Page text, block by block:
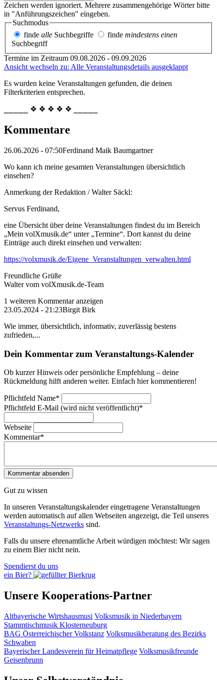
Zeichen werden ignoriert. Mehrere zusammengehörige Wörter bitte
in "Anführungszeichen" eingeben.
Suchmodus
finde alle Suchbegriffe finde mindestens einen
Suchbegriff
Termine im Zeitraum 09.08.2026 - 09.09.2026
Ansicht wechseln zu: Alle Veranstaltungsdetails ausgeklappt
Es wurden keine Veranstaltungen gefunden, die deinen
Filterkriterien entsprechen.
⎯⎯⎯⎯⎯ ❖ ❖ ❖ ❖ ❖ ⎯⎯⎯⎯⎯
Kommentare
26.06.2026 - 07:50Ferdinand Maik Baumgartner
Wo kann ich meine gesamten Veranstaltungen übersichtlich
einsehen?
Anmerkung der Redaktion /Walter Säckl:
Servus Ferdinand,
eine Übersicht über deine Veranstaltungen findest du im Bereich
„Mein volXmusik.de“ unter „Termine“. Dort kannst du deine
Einträge auch direkt einsehen und verwalten:
https://volxmusik.de/Eigene_Veranstaltungen_verwalten.html
Freundliche Grüße
Walter vom volXmusik.de-Team
1 weiteren Kommentar anzeigen
23.05.2024 - 21:23Birgit Birk
Wie immer, übersichtlich, informativ, zuverlässig bestens
zufrieden,...
Dein Kommentar zum Veranstaltungs-Kalender
Ob kurzer Hinweis oder persönliche Empfehlung – deine
Rückmeldung hilft anderen weiter. Einfach hier kommentieren!
Pflichtfeld Name*
Pflichtfeld E-Mail (wird nicht veröffentlicht)*
Webseite
Kommentar*
Gut zu wissen
In unseren Veranstaltungskalender eingetragene Veranstaltungen
werden automatisch auf allen Webseiten angezeigt, die Teil unseres
Veranstaltungs-Netzwerks sind.
Falls du unsere ehrenamtliche Arbeit würdigen möchtest: Wir sagen
zu einem Bier nicht nein.
Spendierst du uns
ein Bier?
Unsere Kooperations-Partner
Altbayerische Wirtshausmusi Volksmusik in Niederbayern
Stammtischmusik Klosterneuburg
BAG Österreichischer Volkstanz Volksmusikberatung des Bezirks
Schwaben
Bayerischer Landesverein für Heimatpflege Volksmusikfreunde
Geisenbrunn